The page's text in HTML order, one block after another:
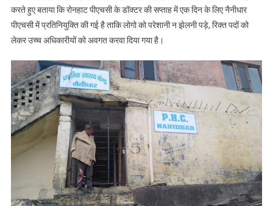
करते हुए बताया कि रोनहाट पीएचसी के डॉक्टर की सप्ताह में एक दिन के लिए नैनीधार
पीएचसी में प्रतिनियुक्ति की गई है ताकि लोगो को परेशानी न झेलनी पड़े, रिक्त पदों को
लेकर उच्च अधिकारीयों को अवगत करवा दिया गया है।